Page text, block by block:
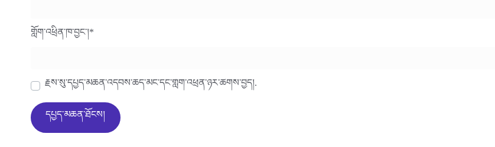
གློག་འཕྲིན་ཁ་བྱང་།*
རྗེས་སུ་དཔྱད་མཆན་འདེབས་ཆེད་མིང་དང་གློག་འཕྲིན་ཉར་ཚགས་བྱེད།.